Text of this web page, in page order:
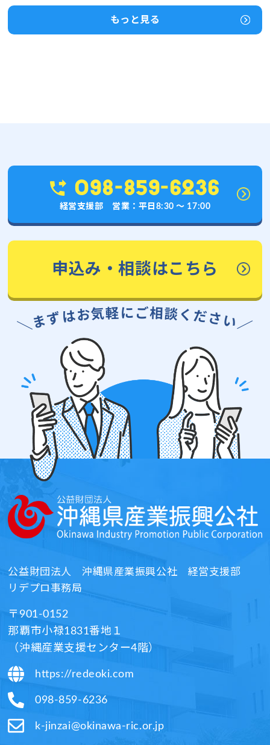
もっと見る
098-859-6236
経営支援部 営業：平日8:30 〜 17:00
申込み・相談はこちら
＼まず はお気軽 に ご相談 くだ さ い／
公益財団法人沖縄県産業振興公社 経営支援部
リデプロ事務局​
〒901-0152
那覇市小禄1831番地１
（沖縄産業支援センター4階）​
https://redeoki.com
098-859-6236​
k-jinzai@okinawa-ric.or.jp​